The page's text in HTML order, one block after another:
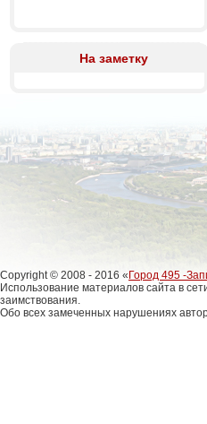
На заметку
Copyright © 2008 - 2016 « Город 495 -
Использование материалов сайта в
заимствования.
Обо всех замеченных нарушениях